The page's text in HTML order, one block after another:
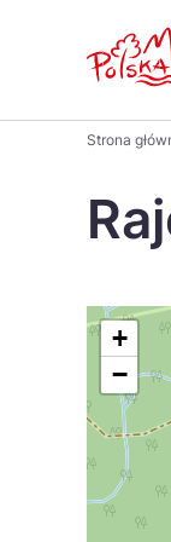
Parki
na
stronie
Strona
+
−